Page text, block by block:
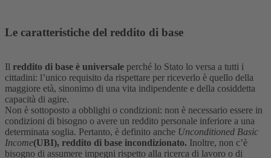
Le caratteristiche del reddito di base
Il reddito di base è universale perché lo Stato lo versa a tutti i
cittadini: l’unico requisito da rispettare per riceverlo è quello della
maggiore età, sinonimo di una vita indipendente e della cosiddetta
capacità di agire.
Non è sottoposto a obblighi o condizioni: non è necessario essere in
condizioni di bisogno o avere un reddito personale inferiore a una
determinata soglia. Pertanto, è definito anche Unconditioned Basic
Income(UBI), reddito di base incondizionato. Inoltre, non c’è
bisogno di assumere impegni rispetto alla ricerca di lavoro o di